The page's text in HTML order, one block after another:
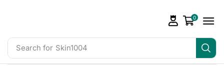
Search for Skin1004
0